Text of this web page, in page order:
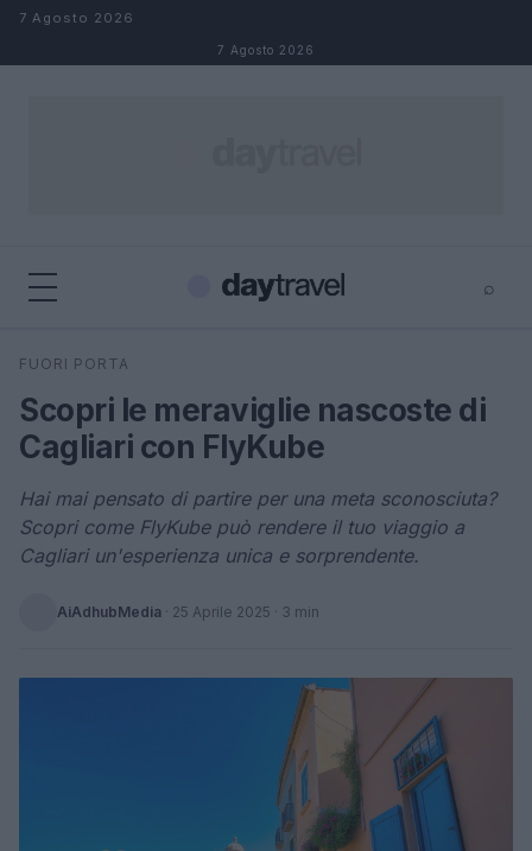
Salta al contenuto
7 Agosto 2026
7 Agosto 2026
⌕
Cerca
FUORI PORTA
Scopri le meraviglie nascoste di
Cagliari con FlyKube
Hai mai pensato di partire per una meta sconosciuta?
Scopri come FlyKube può rendere il tuo viaggio a
Cagliari un'esperienza unica e sorprendente.
AiAdhubMedia · 25 Aprile 2025 · 3 min